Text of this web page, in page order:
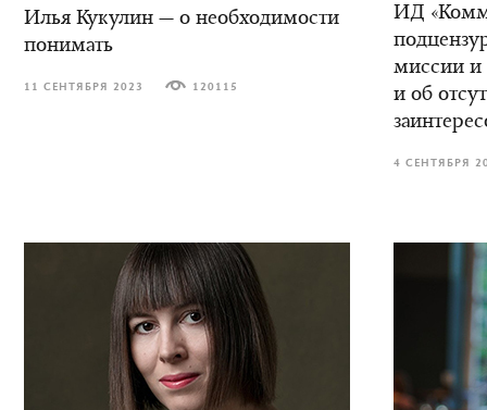
Илья Кукулин — о необходимости
понимать
11 СЕНТЯБРЯ 2023 120115
ИД
миссии и
и об
4 СЕНТЯБРЯ